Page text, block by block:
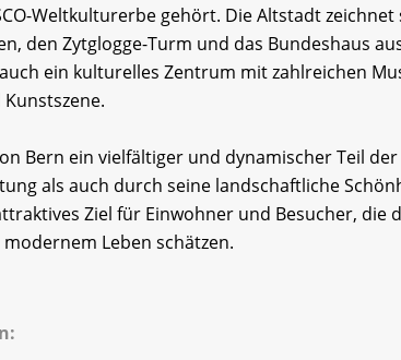
Weltkulturerbe gehört. Die Altstadt
den Zytglogge-Turm und das Bundeshaus
ein kulturelles Zentrum mit zahlreichen
Bern ein vielfältiger und dynamischer Teil
als auch durch seine landschaftliche
Ziel für Einwohner und Besucher, die
Leben schätzen.